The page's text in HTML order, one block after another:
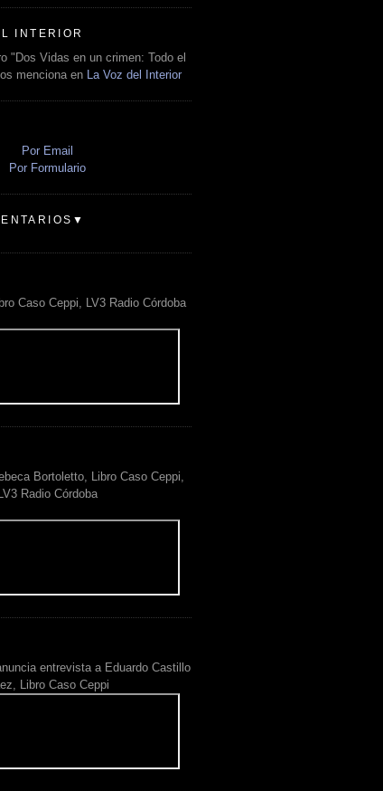
INTERIOR
"Dos Vidas en un crimen: Todo el
menciona en
La Voz del Interior
Por Email
Por Formulario
Caso Ceppi, LV3 Radio Córdoba
Bortoletto, Libro Caso Ceppi,
Radio Córdoba
entrevista a Eduardo Castillo
Libro Caso Ceppi